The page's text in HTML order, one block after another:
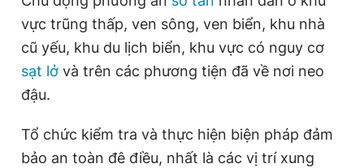
vực trũng thấp, ven sông, ven biển, khu nhà
cũ yếu, khu du lịch biển, khu vực có nguy cơ
sạt lở và trên các phương tiện đã về nơi neo
đậu.
Tổ chức kiểm tra và thực hiện biện pháp đảm
bảo an toàn đê điều, nhất là các vị trí xung